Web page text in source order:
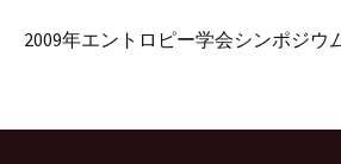
2009年エントロピー学会シンポジウ